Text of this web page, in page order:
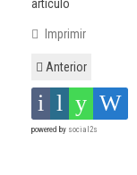
artículo
Imprimir
Anterior
powered by social2s